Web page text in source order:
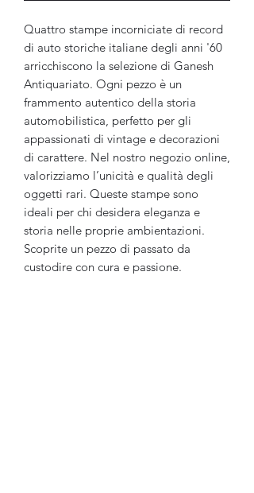
Quattro stampe incorniciate di record
di auto storiche italiane degli anni '60
arricchiscono la selezione di Ganesh
Antiquariato. Ogni pezzo è un
frammento autentico della storia
automobilistica, perfetto per gli
appassionati di vintage e decorazioni
di carattere. Nel nostro negozio online,
valorizziamo l’unicità e qualità degli
oggetti rari. Queste stampe sono
ideali per chi desidera eleganza e
storia nelle proprie ambientazioni.
Scoprite un pezzo di passato da
custodire con cura e passione.